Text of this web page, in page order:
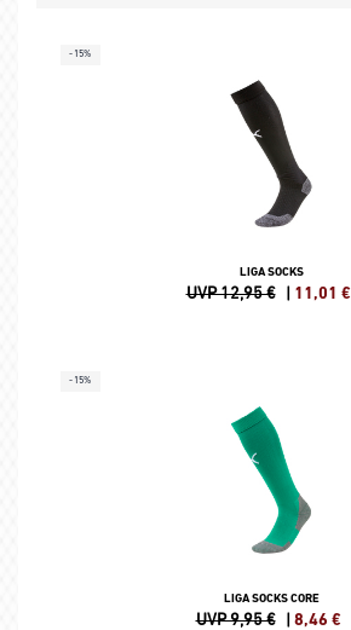
-15%
LIGA SOCKS
UVP 12,95 € | 11,01 €
-15%
LIGA SOCKS CORE
UVP 9,95 € | 8,46 €